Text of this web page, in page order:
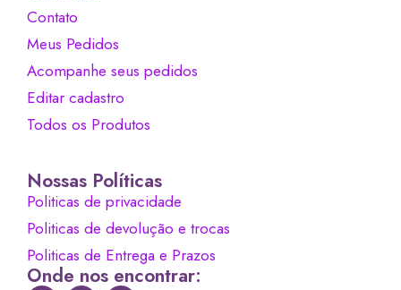
Contato
Meus Pedidos
Acompanhe seus pedidos
Editar cadastro
Todos os Produtos
Nossas Políticas
Politicas de privacidade
Politicas de devolução e trocas
Politicas de Entrega e Prazos
Onde nos encontrar: